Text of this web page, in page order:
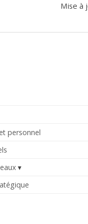
personnel
Mise à